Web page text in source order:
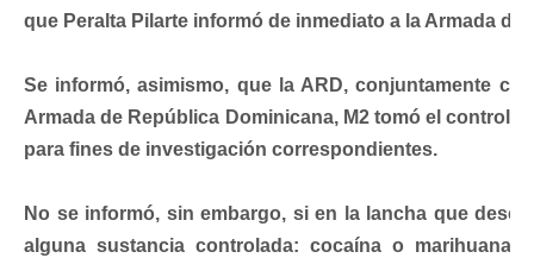
que Peralta Pilarte informó de inmediato a la Armada de
Se informó, asimismo, que la ARD, conjuntamente
Armada de República Dominicana, M2 tomó el control
para fines de investigación correspondientes.
No se informó, sin embargo, si en la lancha que
alguna sustancia controlada: cocaína o marihuana